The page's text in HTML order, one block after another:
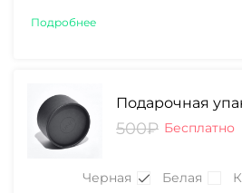
Подробнее
Подарочная
500₽ Бесплатно
Черная Белая